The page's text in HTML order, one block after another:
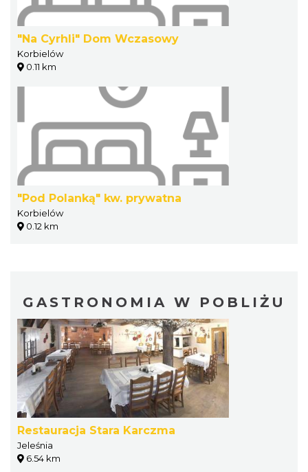
"Na Cyrhli" Dom Wczasowy
Korbielów
0.11 km
"Pod Polanką" kw. prywatna
Korbielów
0.12 km
GASTRONOMIA W POBLIŻU
Restauracja Stara Karczma
Jeleśnia
6.54 km